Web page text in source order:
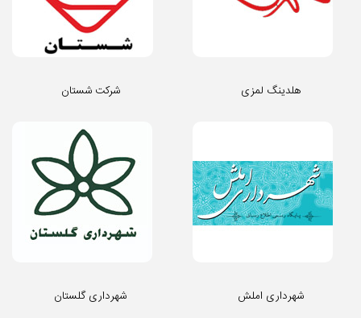
شرکت شستان هلدینگ لمزی
شهرداری گلستان شهرداری املش